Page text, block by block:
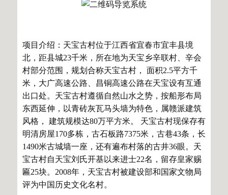
项目介绍：天宝古村位于江西省宜春市宜丰县境
北，距县城23千米，所在地为天宝乡辛联村、辛会
村部分范围，规划合称天宝古村， 面积2.5平方千
米，大广高速公路、昌铜高速公路在天宝设有互通
出口处。天宝古村遵循自然山水之势，按船形布局
东西延伸，以青砖灰瓦马头墙为特色，属赣派建筑
风格， 建筑规模达80万平方米。 天宝古村现保存有
明清房屋170多栋，古石板路7375米，古巷43条，长
1490米古城墙一座，还有遍布村落的古井36眼。天
宝古村自天宝刘氏开基以来进士22名，留存皇家赐
匾25块。2008年，天宝古村被建设部和国家文物局
评为中国历史文化名村。